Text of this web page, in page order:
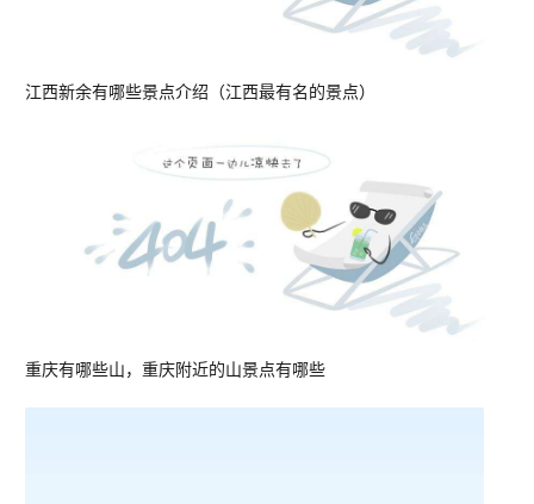
江西新余有哪些景点介绍（江西最有名的景点）
重庆有哪些山，重庆附近的山景点有哪些